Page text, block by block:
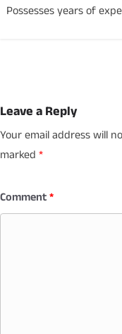
Possesses years of
Leave a Reply
Your email address will
marked *
Comment*